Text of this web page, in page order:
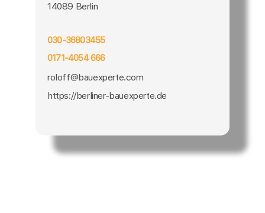
14089 Berlin
030-36803455
0171-4054 666
roloff@bauexperte.com
https://berliner-bauexperte.de